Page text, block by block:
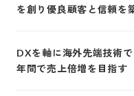
を創り優良顧客と信頼を
DXを軸に海外先端技術
年間で売上倍増を目指す